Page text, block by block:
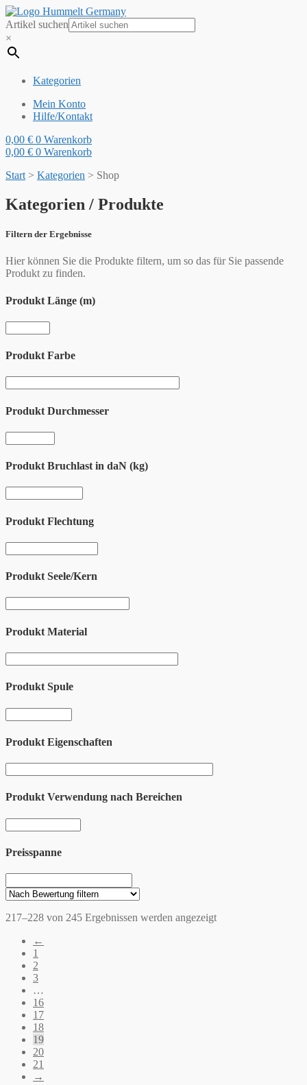
Artikel suchen
×
Kategorien
Mein Konto
Hilfe/Kontakt
0,00 € 0 Warenkorb
0,00 € 0 Warenkorb
Start > Kategorien > Shop
Kategorien / Produkte
Filtern der Ergebnisse
Hier können Sie die Produkte filtern, um so das für Sie passende
Produkt zu finden.
Produkt Länge (m)
Produkt Farbe
Produkt Durchmesser
Produkt Bruchlast in daN (kg)
Produkt Flechtung
Produkt Seele/Kern
Produkt Material
Produkt Spule
Produkt Eigenschaften
Produkt Verwendung nach Bereichen
Preisspanne
217–228 von 245 Ergebnissen werden angezeigt
←
1
2
3
…
16
17
18
19
20
21
→